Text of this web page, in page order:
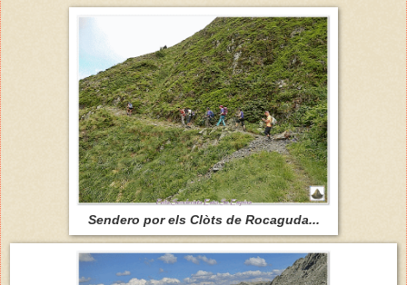
Sendero por els Clòts de Rocaguda...